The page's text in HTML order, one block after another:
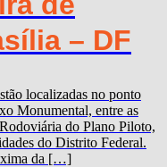
– DF
localizadas no ponto
Monumental, entre as
do Plano Piloto,
do Distrito Federal.
da […]